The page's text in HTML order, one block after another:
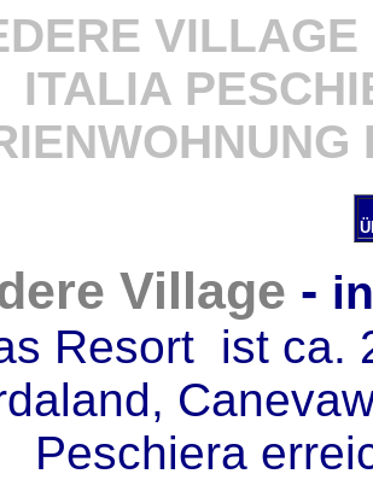
ITALIA
Village -
Resort ist ca.
Peschiera